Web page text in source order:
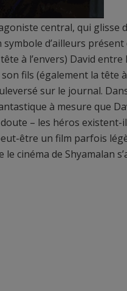
central, qui glisse
d’ailleurs
à l’envers) David
fils (également la tête
sur le journal.
à mesure que
– les héros existent-
être un film parfois
cinéma de Shyamalan